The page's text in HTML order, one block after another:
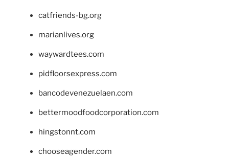
catfriends-bg.org
marianlives.org
waywardtees.com
pidfloorsexpress.com
bancodevenezuelaen.com
bettermoodfoodcorporation.com
hingstonnt.com
chooseagender.com